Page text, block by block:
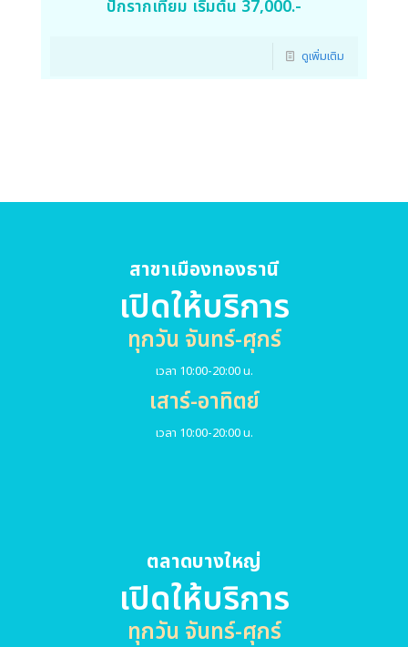
ปักรากเทียม เริ่มต้น 37,000.-
ดูเพิ่มเติม
สาขาเมืองทองธานี
เปิดให้บริการ
ทุกวัน จันทร์-ศุกร์
เวลา 10:00-20:00 น.
เสาร์-อาทิตย์
เวลา 10:00-20:00 น.
ตลาดบางใหญ่
เปิดให้บริการ
ทุกวัน จันทร์-ศุกร์